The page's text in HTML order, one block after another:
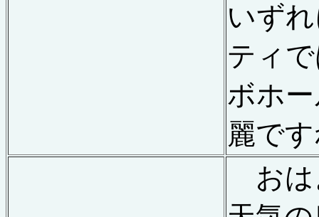
いず
ティ
ボホ
麗で
おは